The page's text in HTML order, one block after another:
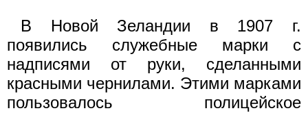
В Новой Зеландии в 1907 г.
появились служебные марки с
надписями от руки, сделанными
красными чернилами. Этими марками
пользовалось полицейское